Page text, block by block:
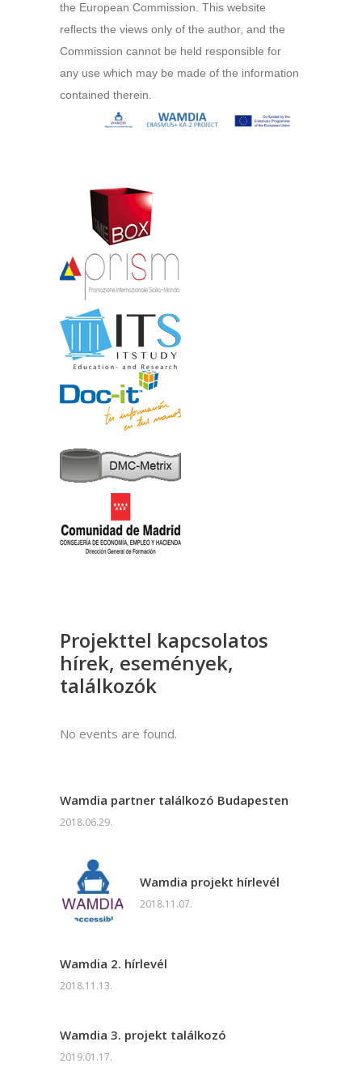
the European Commission. This website
reﬂects the views only of the author, and the
Commission cannot be held responsible for
any use which may be made of the information
contained therein.
Projekttel kapcsolatos
hírek, események,
találkozók
No events are found.
Wamdia partner találkozó Budapesten
2018.06.29.
Wamdia projekt hírlevél
2018.11.07.
Wamdia 2. hírlevél
2018.11.13.
Wamdia 3. projekt találkozó
2019.01.17.